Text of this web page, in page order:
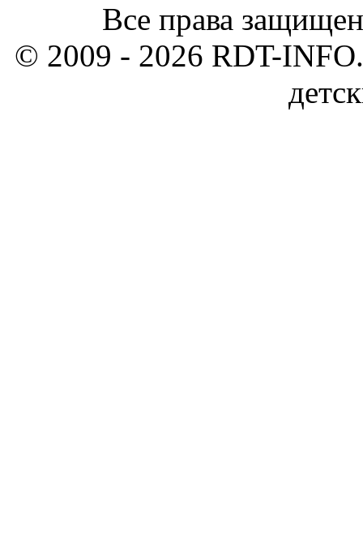
Все права
© 2009 - 2026 RDT-